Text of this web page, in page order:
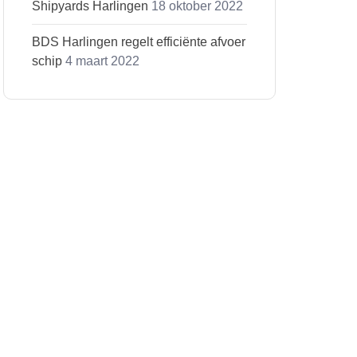
Shipyards Harlingen 18 oktober 2022
BDS Harlingen regelt efficiënte afvoer
schip 4 maart 2022